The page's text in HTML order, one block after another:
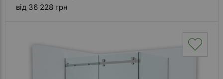
від 36 228 грн